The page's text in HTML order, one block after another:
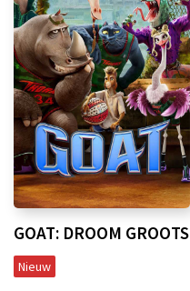
GOAT: DROOM GROOTS
Nieuw